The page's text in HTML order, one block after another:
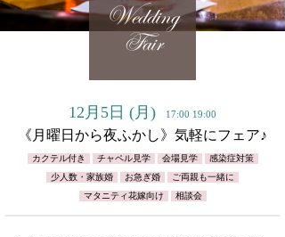
Wedding
Fair
12月5日 (月) 17:00 19:00
《月曜日から夜ふかし》気軽にフェア♪
カクテル付き チャペル見学 会場見学
感染症対策
少人数・家族婚
お急ぎ婚
ご両親も一緒に
マタニティ花嫁向け
相談会